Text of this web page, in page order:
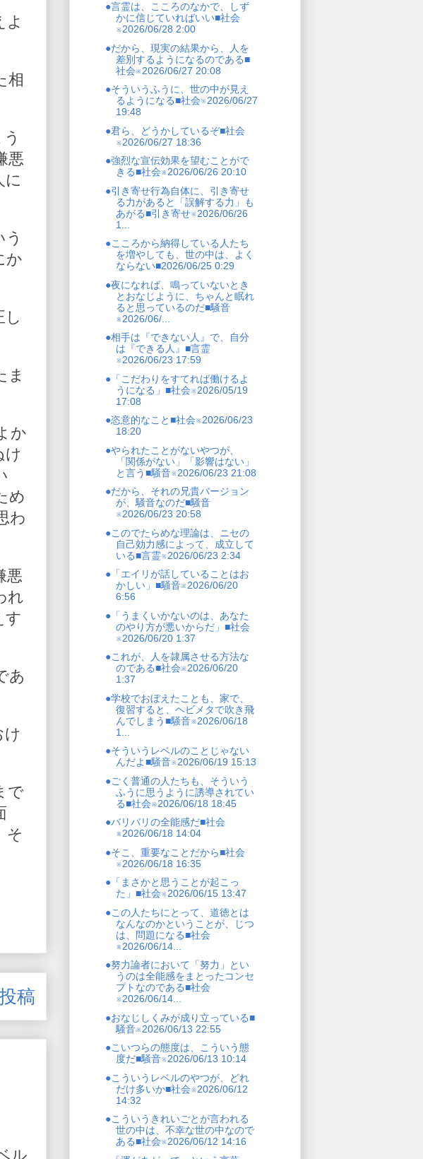
よ
相
悪
に
か
し
ま
か
け
め
わ
悪
れ
す
あ
け
で
そ
稿
ル
●言霊は、こころのなかで、しず
かに信じていればいい■社会
※2026/06/28 2:00
●だから、現実の結果から、人を
差別するようになるのである■
社会※2026/06/27 20:08
●そういうふうに、世の中が見え
るようになる■社会※2026/06/27
19:48
●君ら、どうかしているぞ■社会
※2026/06/27 18:36
●強烈な宣伝効果を望むことがで
きる■社会※2026/06/26 20:10
●引き寄せ行為自体に、引き寄せ
る力があると「誤解する力」も
あがる■引き寄せ※2026/06/26
1...
●こころから納得している人たち
を増やしても、世の中は、よく
ならない■2026/06/25 0:29
●夜になれば、鳴っていないとき
とおなじように、ちゃんと眠れ
ると思っているのだ■騒音
※2026/06/...
●相手は『できない人』で、自分
は『できる人』■言霊
※2026/06/23 17:59
●「こだわりをすてれば働けるよ
うになる」■社会※2026/05/19
17:08
●恣意的なこと■社会※2026/06/23
18:20
●やられたことがないやつが、
「関係がない」「影響はない」
と言う■騒音※2026/06/23 21:08
●だから、それの兄貴バージョン
が、騒音なのだ■騒音
※2026/06/23 20:58
●このでたらめな理論は、ニセの
自己効力感によって、成立して
いる■言霊※2026/06/23 2:34
●「エイリが話していることはお
かしい」■騒音※2026/06/20
6:56
●「うまくいかないのは、あなた
のやり方が悪いからだ」■社会
※2026/06/20 1:37
●これが、人を隷属させる方法な
のである■社会※2026/06/20
1:37
●学校でおぼえたことも、家で、
復習すると、ヘビメタで吹き飛
んでしまう■騒音※2026/06/18
1...
●そういうレベルのことじゃない
んだよ■騒音※2026/06/19 15:13
●ごく普通の人たちも、そういう
ふうに思うように誘導されてい
る■社会※2026/06/18 18:45
●バリバリの全能感だ■社会
※2026/06/18 14:04
●そこ、重要なことだから■社会
※2026/06/18 16:35
●「まさかと思うことが起こっ
た」■社会※2026/06/15 13:47
●この人たちにとって、道徳とは
なんなのかということが、じつ
は、問題になる■社会
※2026/06/14...
●努力論者において「努力」とい
うのは全能感をまとったコンセ
プトなのである■社会
※2026/06/14...
●おなじしくみが成り立っている■
騒音※2026/06/13 22:55
●こいつらの態度は、こういう態
度だ■騒音※2026/06/13 10:14
●こういうレベルのやつが、どれ
だけ多いか■社会※2026/06/12
14:32
●こういうきれいごとが言われる
世の中は、不幸な世の中なので
ある■社会※2026/06/12 14:16